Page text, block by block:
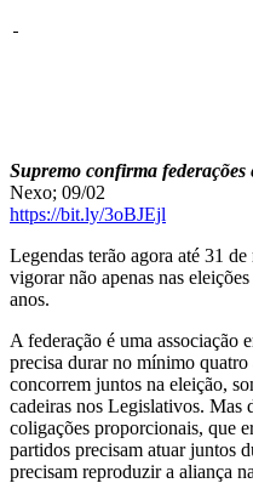
Supremo confirma federações
Nexo; 09/02
https://bit.ly/3oBJEjl
Legendas terão agora até 31
vigorar não apenas nas
anos.
A federação é uma associação
precisa durar no mínimo
concorrem juntos na eleição,
cadeiras nos Legislativos. Mas
coligações proporcionais, que
partidos precisam atuar juntos
precisam reproduzir a aliança